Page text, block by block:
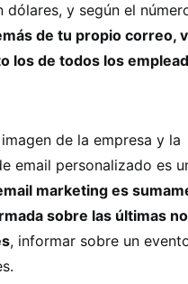
dólares, y según el
de tu propio correo,
los de todos los
de la empresa y la
email personalizado es
marketing es
sobre las últimas
, informar sobre un